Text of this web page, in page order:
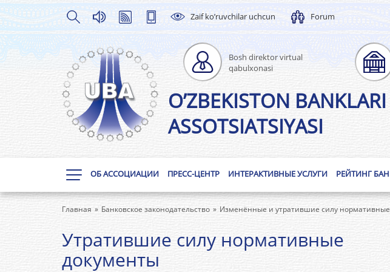
Zaif ko’ruvchilar uchcun Forum
Bosh direktor virtual
qabulxonasi
O’ZBEKISTON BANKLARI
ASSOTSIATSIYASI
ОБ АССОЦИАЦИИ ПРЕСС-ЦЕНТР ИНТЕРАКТИВНЫЕ УСЛУГИ РЕЙТИНГ
Главная Банковское законодательство Изменённые и утратившие силу
Утратившие силу нормативные
документы